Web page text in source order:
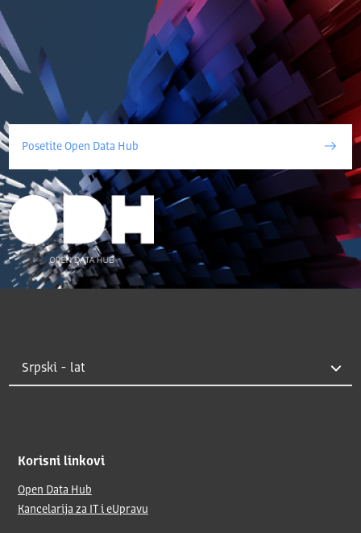
Posetite Open Data Hub
Korisni linkovi
Open Data Hub
Kancelarija za IT i eUpravu